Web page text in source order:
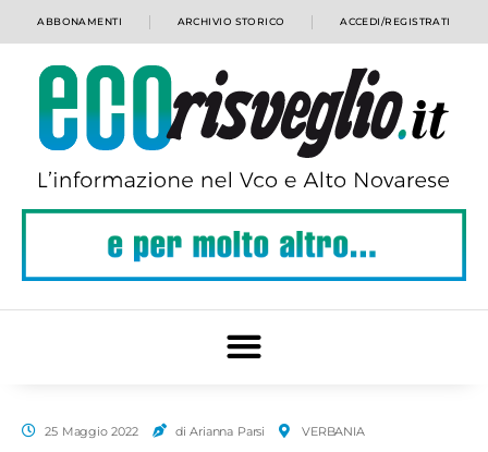
ABBONAMENTI ARCHIVIO STORICO ACCEDI/REGISTRATI
25 Maggio 2022 di Arianna Parsi VERBANIA